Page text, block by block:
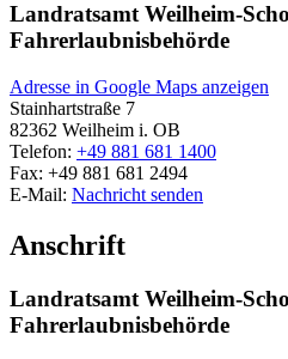
Landratsamt Weilheim-
Fahrerlaubnisbehörde
Adresse in Google Maps anzeigen
Stainhartstraße 7
82362 Weilheim i. OB
Telefon: +49 881 681 1400
Fax: +49 881 681 2494
E-Mail: Nachricht senden
Anschrift
Landratsamt Weilheim-
Fahrerlaubnisbehörde